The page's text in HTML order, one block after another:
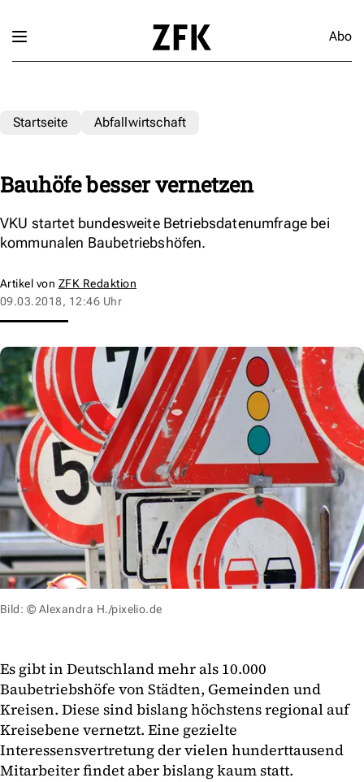
Abo
Startseite Abfallwirtschaft
Bauhöfe besser vernetzen
VKU startet bundesweite Betriebsdatenumfrage bei
kommunalen Baubetriebshöfen.
Artikel von ZFK Redaktion
09.03.2018, 12:46 Uhr
Bild: © Alexandra H./pixelio.de
Es gibt in Deutschland mehr als 10.000
Baubetriebshöfe von Städten, Gemeinden und
Kreisen. Diese sind bislang höchstens regional auf
Kreisebene vernetzt. Eine gezielte
Interessensvertretung der vielen hunderttausend
Mitarbeiter findet aber bislang kaum statt.